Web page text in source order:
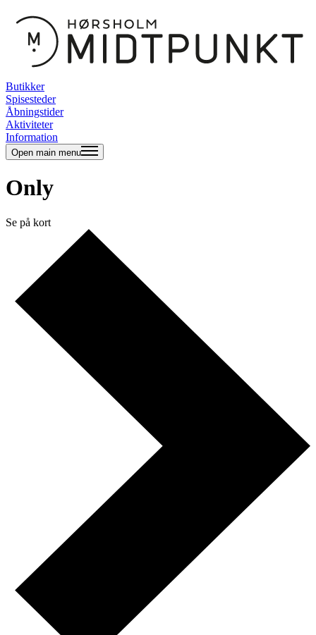
Butikker
Spisesteder
Åbningstider
Aktiviteter
Information
Open main menu
Only
Se på kort